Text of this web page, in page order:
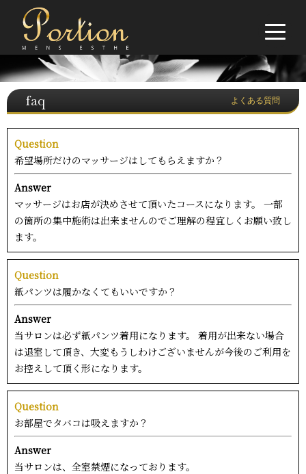
faq よくある質問
Question
希望場所だけのマッサージはしてもらえますか？
Answer
マッサージはお店が決めさせて頂いたコースになります。 一部
の箇所の集中施術は出来ませんのでご理解の程宜しくお願い致し
ます。
Question
紙パンツは履かなくてもいいですか？
Answer
当サロンは必ず紙パンツ着用になります。 着用が出来ない場合
は退室して頂き、大変もうしわけございませんが今後のご利用を
お控えして頂く形になります。
Question
お部屋でタバコは吸えますか？
Answer
当サロンは、全室禁煙になっております。